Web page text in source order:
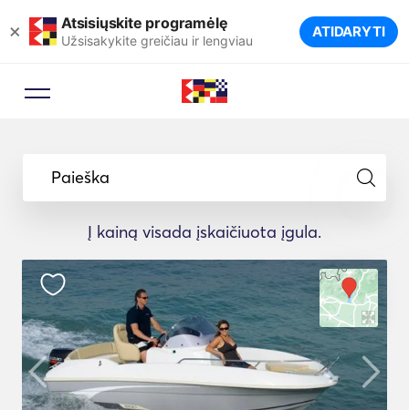
× Atsisiųskite programėlę
Užsisakykite greičiau ir lengviau ATIDARYTI
Paieška
Į kainą visada įskaičiuota įgula.